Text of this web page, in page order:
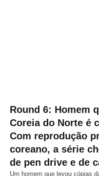
Round 6: Homem
Coreia do Norte é
Com reprodução
coreano, a série
de pen drive e de
Um homem que levou cópias